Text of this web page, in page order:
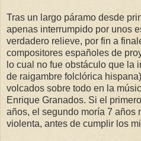
Tras un largo páramo desde
apenas interrumpido por unos
verdadero relieve, por fin a
compositores españoles de
lo cual no fue obstáculo que la
de raigambre folclórica
volcados sobre todo en la
Enrique Granados. Si el
años, el segundo moría 7 años
violenta, antes de cumplir los